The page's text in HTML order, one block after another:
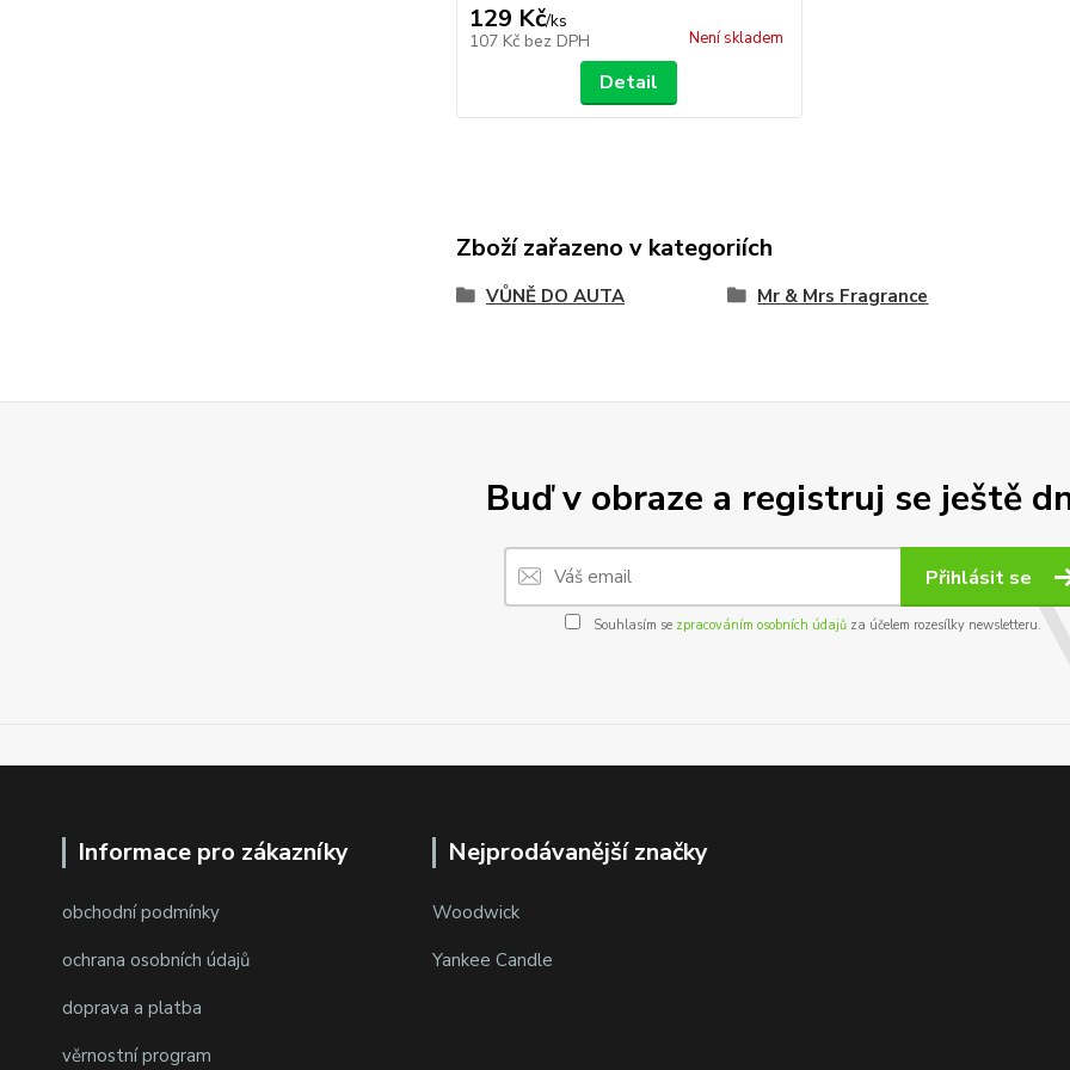
129 Kč/ks
107 Kč bez DPH Není skladem
Detail
Zboží zařazeno v kategoriích
VŮNĚ DO AUTA Mr & Mrs Fragrance
Buď v obraze a registruj se ještě
Přihlásit se
Souhlasím se zpracováním osobních údajůza účelem rozesílky newsletteru.
Informace pro zákazníky
obchodní podmínky
ochrana osobních údajů
doprava a platba
věrnostní program
Nejprodávanější značky
Woodwick
Yankee Candle